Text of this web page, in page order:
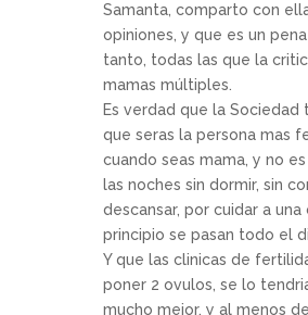
Samanta, comparto con
opiniones, y que es un
tanto, todas las que la
mamas múltiples.
Es verdad que la
que seras la persona mas
cuando seas mama, y no
las noches sin dormir, sin
descansar, por cuidar a
principio se pasan todo el
Y que las clinicas de
poner 2 ovulos, se lo
mucho mejor, y al menos